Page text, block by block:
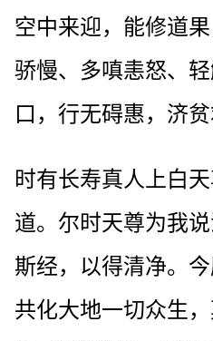
空中来迎，能修道
骄慢、多嗔恚怒、
口，行无碍惠，济贫
时有长寿真人上白
道。尔时天尊为我
斯经，以得清净。今
共化大地一切众生